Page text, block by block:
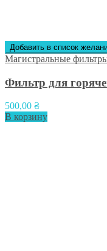
Добавить в список
Магистральные
Фильтр для
500,00 ₴
В корзину